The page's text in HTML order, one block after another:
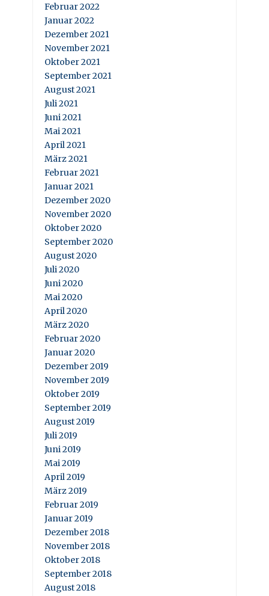
Februar 2022
Januar 2022
Dezember 2021
November 2021
Oktober 2021
September 2021
August 2021
Juli 2021
Juni 2021
Mai 2021
April 2021
März 2021
Februar 2021
Januar 2021
Dezember 2020
November 2020
Oktober 2020
September 2020
August 2020
Juli 2020
Juni 2020
Mai 2020
April 2020
März 2020
Februar 2020
Januar 2020
Dezember 2019
November 2019
Oktober 2019
September 2019
August 2019
Juli 2019
Juni 2019
Mai 2019
April 2019
März 2019
Februar 2019
Januar 2019
Dezember 2018
November 2018
Oktober 2018
September 2018
August 2018